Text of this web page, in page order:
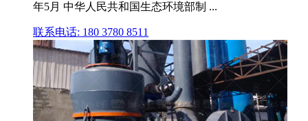
年5月 中华人民共和国生态环境部制 ...
联系电话: 180 3780 8511